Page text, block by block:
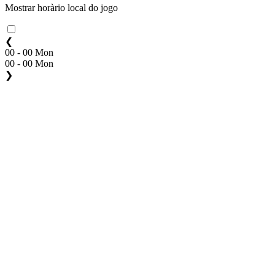
Mostrar horàrio local do jogo
❮
00 - 00 Mon
00 - 00 Mon
❯